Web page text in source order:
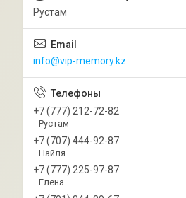
Рустам
info@vip-memory.kz
+7 (777) 212-72-82
Рустам
+7 (707) 444-92-87
Найля
+7 (777) 225-97-87
Елена